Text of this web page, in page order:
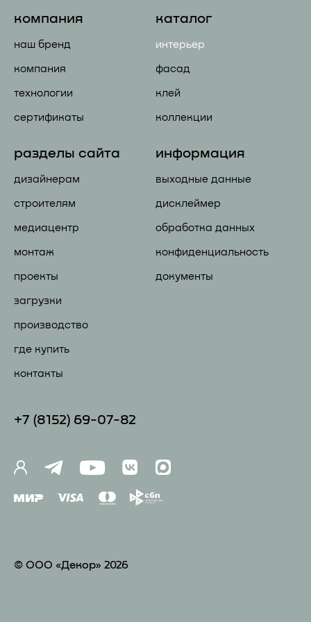
компания
наш бренд
компания
технологии
сертификаты
каталог
интерьер
фасад
клей
коллекции
разделы сайта
дизайнерам
строителям
медиацентр
монтаж
проекты
загрузки
производство
где купить
контакты
информация
выходные данные
дисклеймер
обработка данных
конфиденциальность
документы
+7 (81 52) 69-07-82
© ООО «Декор» 2026